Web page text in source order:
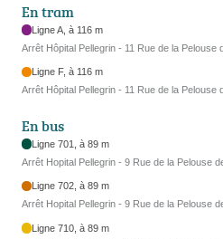
En tram
Ligne A, à 116 m
Arrêt Hôpital Pellegrin - 11 Rue de la Pelouse
Ligne F, à 116 m
Arrêt Hôpital Pellegrin - 11 Rue de la Pelouse
En bus
Ligne 701, à 89 m
Arrêt Hopital Pellegrin - 9 Rue de la Pelouse
Ligne 702, à 89 m
Arrêt Hopital Pellegrin - 9 Rue de la Pelouse
Ligne 710, à 89 m